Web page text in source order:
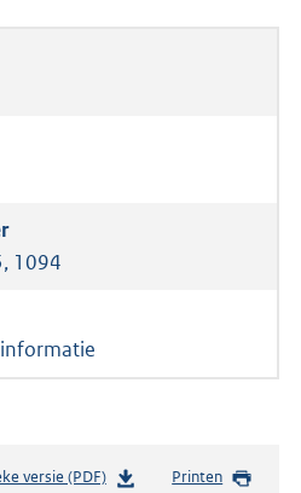
1094
versie (PDF)b
Printen